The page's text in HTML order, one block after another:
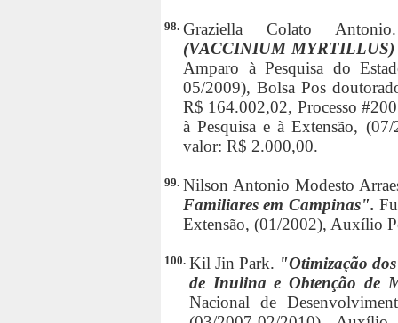
98. Graziella Colato
(VACCINIUM
Amparo à Pesquisa do
05/2009), Bolsa Pos
R$ 164.002,02, Processo
à Pesquisa e à Extensão,
valor: R$ 2.000,00.
99. Nilson Antonio Modesto
Familiares em Campinas".
Extensão, (01/2002), Auxílio
100. Kil Jin Park. "Otimização dos
de Inulina e Obtenção de
Nacional de